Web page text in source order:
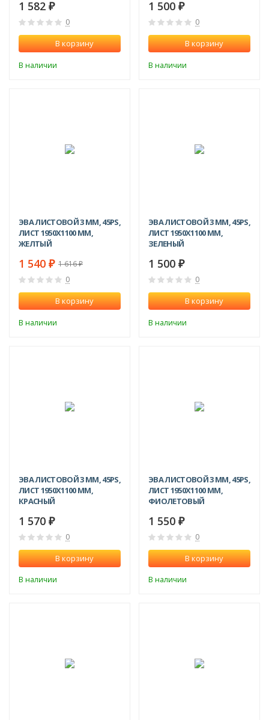
1 582 ₽
0
В корзину
В наличии
1 500 ₽
0
В корзину
В наличии
ЭВА ЛИСТОВОЙ 3 ММ, 45PS,
ЛИСТ 1950Х1100 ММ,
ЖЕЛТЫЙ
1 540 ₽ 1 616₽
0
В корзину
В наличии
ЭВА ЛИСТОВОЙ 3 ММ, 45PS,
ЛИСТ 1950Х1100 ММ,
ЗЕЛЕНЫЙ
1 500 ₽
0
В корзину
В наличии
ЭВА ЛИСТОВОЙ 3 ММ, 45PS,
ЛИСТ 1950Х1100 ММ,
КРАСНЫЙ
1 570 ₽
0
В корзину
В наличии
ЭВА ЛИСТОВОЙ 3 ММ, 45PS,
ЛИСТ 1950Х1100 ММ,
ФИОЛЕТОВЫЙ
1 550 ₽
0
В корзину
В наличии